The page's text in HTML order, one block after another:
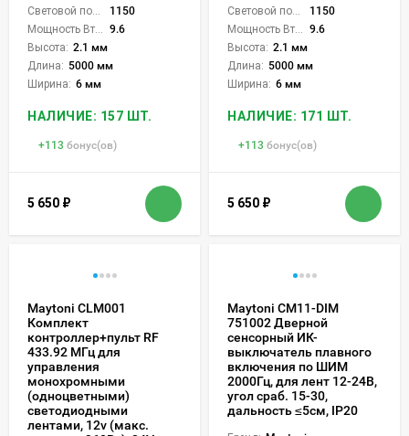
1150
9.6
Высота: 2.1 мм
Длина: 5000 мм
Ширина: 6 мм
НАЛИЧИЕ: 157 ШТ.
+113 бонус(ов)
5 650 ₽
1150
9.6
Высота: 2.1 мм
Длина: 5000 мм
Ширина: 6 мм
НАЛИЧИЕ: 171 ШТ.
+113 бонус(ов)
5 650 ₽
Maytoni CLM001
Комплект
контроллер+пульт RF
433.92 МГц для
управления
монохромными
(одноцветными)
светодиодными
лентами, 12v (макс.
Maytoni CM11-DIM
751002 Дверной
сенсорный ИК-
выключатель плавного
включения по ШИМ
2000Гц, для лент 12-24В,
угол сраб. 15-30,
дальность ≤5см, IP20